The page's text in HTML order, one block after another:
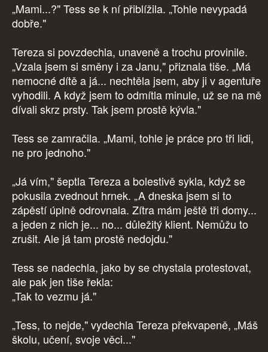
„Mami...?" Tess se k ní přiblížila. „Tohle nevypadá
dobře."
Tereza si povzdechla, unaveně a trochu provinile.
„Vzala jsem si směny i za Janu," přiznala tiše. „Má
nemocné dítě a já... nechtěla jsem, aby ji v agentuře
vyhodili. A když jsem to odmítla minule, už se na mě
dívali skrz prsty. Tak jsem prostě kývla."
Tess se zamračila. „Mami, tohle je práce pro tři lidi,
ne pro jednoho."
„Já vím," šeptla Tereza a bolestivě sykla, když se
pokusila zvednout hrnek. „A dneska jsem si to
zápěstí úplně odrovnala. Zítra mám ještě tři domy...
a jeden z nich je... no... důležitý klient. Nemůžu to
zrušit. Ale já tam prostě nedojdu."
Tess se nadechla, jako by se chystala protestovat,
ale pak jen tiše řekla:
„Tak to vezmu já."
„Tess, to nejde," vydechla Tereza překvapeně, „Máš
školu, učení, svoje věci..."